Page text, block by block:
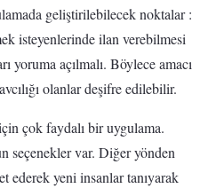
geliştirilebilecek noktalar :
isteyenlerinde ilan verebilmesi
yoruma açılmalı. Böylece amacı
olanlar deşifre edilebilir.
çok faydalı bir uygulama.
seçenekler var. Diğer yönden
ederek yeni insanlar tanıyarak